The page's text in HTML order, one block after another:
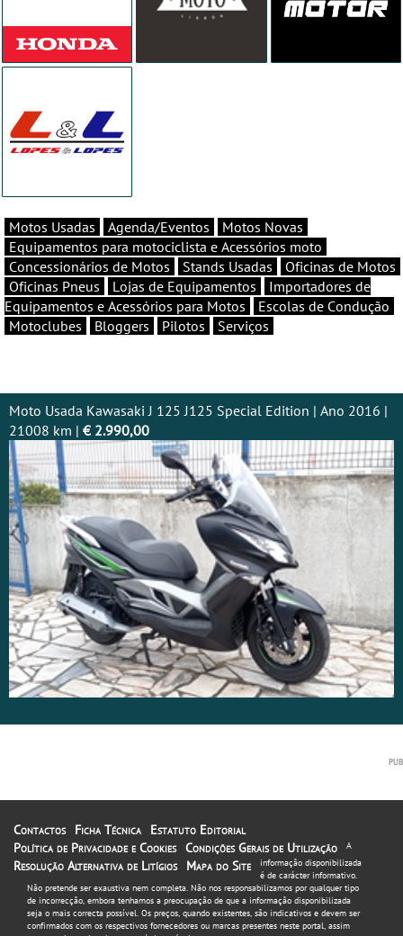
Motos Usadas Agenda/Eventos
Motos Novas
Equipamentos para motociclista e Acessórios moto
Concessionários de Motos
Stands Usadas
Oficinas de Motos
Oficinas Pneus
Lojas de Equipamentos
Importadores de
Equipamentos e Acessórios para Motos
Escolas de Condução
Motoclubes
Bloggers Pilotos Serviços
Moto Usada Kawasaki J 125 J125 Special Edition | Ano 2016 |
21008 km | € 2.990,00
Contactos Ficha Técnica
Estatuto Editorial
Política de Privacidade e Cookies Condições Gerais de Utilização
Resolução Alternativa de Litígios
Mapa do Site
A
informação disponibilizada
é de carácter informativo.
Não pretende ser exaustiva nem completa. Não nos responsabilizamos por qualquer tipo
de incorrecção, embora tenhamos a preocupação de que a informação disponibilizada
seja o mais correcta possível. Os preços, quando existentes, são indicativos e devem ser
confirmados com os respectivos fornecedores ou marcas presentes neste portal, assim